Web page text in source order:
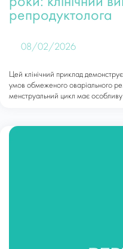
репродуктолога
08/02/2026
Цей клінічний приклад
умов обмеженого оваріального
менструальний цикл має особливу